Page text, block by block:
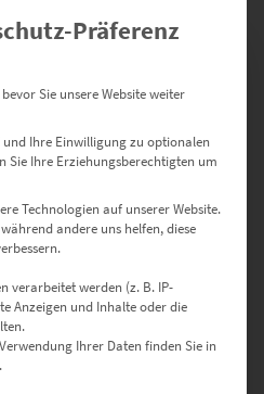
Dieses Produkt weist mehrere Varianten auf. Die Optionen können auf der Produktseite gewählt werden
Präferenz
Sie unsere Website weiter
Ihre Einwilligung zu optionalen
Sie Ihre Erziehungsberechtigten um
Technologien auf unserer Website.
andere uns helfen, diese
verarbeitet werden (z. B. IP-
Anzeigen und Inhalte oder die
Ihrer Daten finden Sie in
.